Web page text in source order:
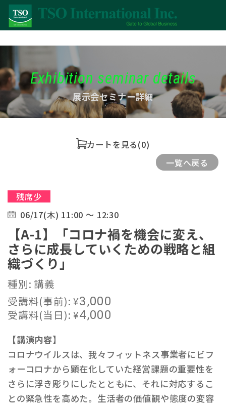
Exhibition seminar details
展示会セミナー詳細
カートを見る(0)
一覧へ戻る
残席少
06/17(木) 11:00 ～ 12:30
【A-1】「コロナ禍を機会に変え、
さらに成長していくための戦略と組
織づくり」
種別: 講義
受講料(事前):¥3,000
受講料(当日):¥4,000
【講演内容】
コロナウイルスは、我々フィットネス事業者にビフ
ォーコロナから顕在化していた経営課題の重要性を
さらに浮き彫りにしたとともに、それに対応するこ
との緊急性を高めた。生活者の価値観や態度の変容